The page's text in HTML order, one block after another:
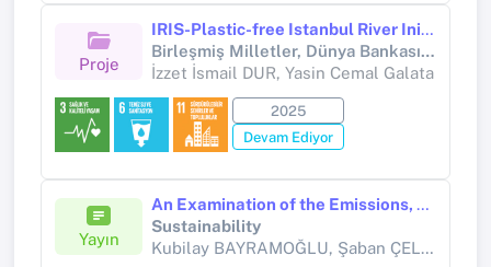
Proje
IRIS-Plastic-free Istanbul River Initiative for Sustainability" (İstanbul Nehirlerinde Plastik Kirliliğine Karşı Yenilikçi ve Katılımcı Çözüm Girişimi)
Birleşmiş Milletler, Dünya Bankası, UNESCO, Avrupa Birliği ve Avrupa Konseyi Destekli Proje (Avrupa Birliği)
İzzet İsmail DUR, Yasin Cemal Galata
2025
Devam Ediyor
Yayın
An Examination of the Emissions, Cost, and Time of Intermodal Transportation
Sustainability
Kubilay BAYRAMOĞLU, Şaban ÇELİKOĞLU,